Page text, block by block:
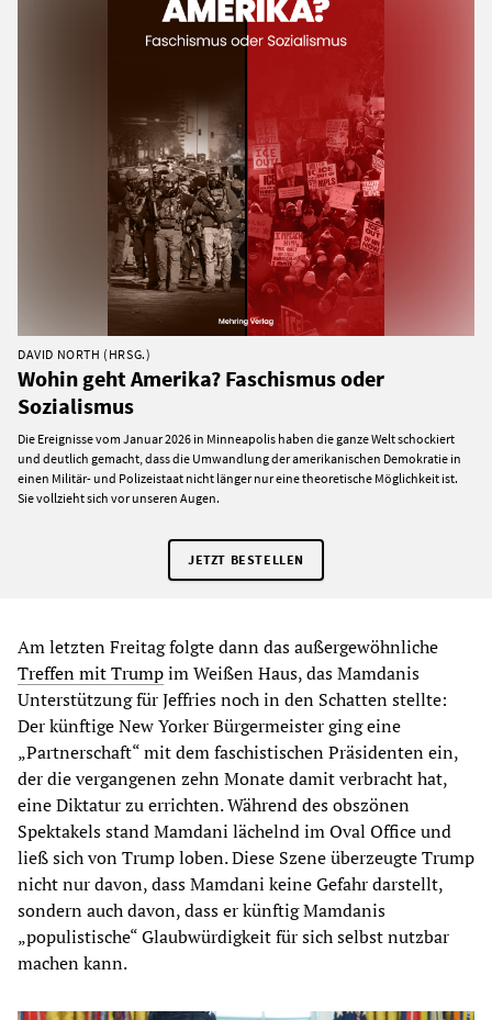
DAVID NORTH (HRSG.)
Wohin geht Amerika? Faschismus oder
Sozialismus
Die Ereignisse vom Januar 2026 in Minneapolis haben die ganze Welt schockiert
und deutlich gemacht, dass die Umwandlung der amerikanischen Demokratie in
einen Militär- und Polizeistaat nicht länger nur eine theoretische Möglichkeit ist.
Sie vollzieht sich vor unseren Augen.
JETZT BESTELLEN
Am letzten Freitag folgte dann das außergewöhnliche
Treffen mit Trumpim Weißen Haus, das Mamdanis
Unterstützung für Jeffries noch in den Schatten stellte:
Der künftige New Yorker Bürgermeister ging eine
„Partnerschaft“ mit dem faschistischen Präsidenten ein,
der die vergangenen zehn Monate damit verbracht hat,
eine Diktatur zu errichten. Während des obszönen
Spektakels stand Mamdani lächelnd im Oval Office und
ließ sich von Trump loben. Diese Szene überzeugte Trump
nicht nur davon, dass Mamdani keine Gefahr darstellt,
sondern auch davon, dass er künftig Mamdanis
„populistische“ Glaubwürdigkeit für sich selbst nutzbar
machen kann.